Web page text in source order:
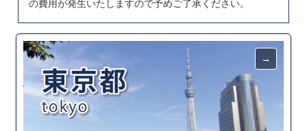
の費用が発生いたしますので予めご了承ください。